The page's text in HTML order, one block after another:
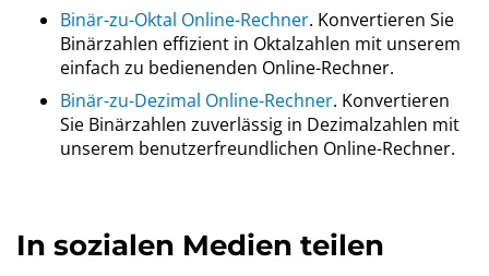
Binär-zu-Oktal Online-Rechner. Konvertieren Sie
Binärzahlen effizient in Oktalzahlen mit unserem
einfach zu bedienenden Online-Rechner.
Binär-zu-Dezimal Online-Rechner. Konvertieren
Sie Binärzahlen zuverlässig in Dezimalzahlen mit
unserem benutzerfreundlichen Online-Rechner.
In sozialen Medien teilen